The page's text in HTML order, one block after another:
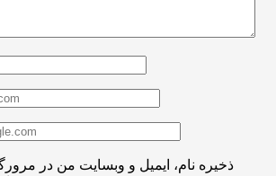
ذخیره نام، ایمیل و وبسایت من در